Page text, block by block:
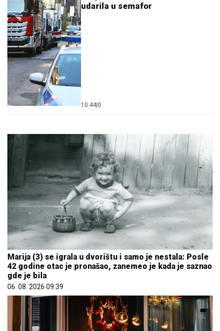
udarila u semafor
10:44 0
Marija (3) se igrala u dvorištu i samo je nestala: Posle
42 godine otac je pronašao, zanemeo je kada je saznao
gde je bila
06. 08. 2026 09:39